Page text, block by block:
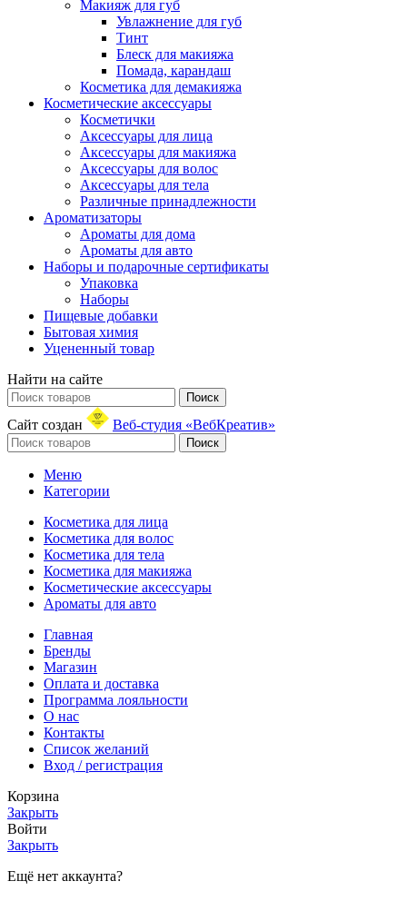
Макияж для губ
Увлажнение для губ
Тинт
Блеск для макияжа
Помада, карандаш
Косметика для демакияжа
Косметические аксессуары
Косметички
Аксессуары для лица
Аксессуары для макияжа
Аксессуары для волос
Аксессуары для тела
Различные принадлежности
Ароматизаторы
Ароматы для дома
Ароматы для авто
Наборы и подарочные сертификаты
Упаковка
Наборы
Пищевые добавки
Бытовая химия
Уцененный товар
Найти на сайте
Поиск
Сайт создан Веб-студия «ВебКреатив»
Поиск
Меню
Категории
Косметика для лица
Косметика для волос
Косметика для тела
Косметика для макияжа
Косметические аксессуары
Ароматы для авто
Главная
Бренды
Магазин
Оплата и доставка
Программа лояльности
О нас
Контакты
Список желаний
Вход / регистрация
Корзина
Закрыть
Войти
Закрыть
Ещё нет аккаунта?